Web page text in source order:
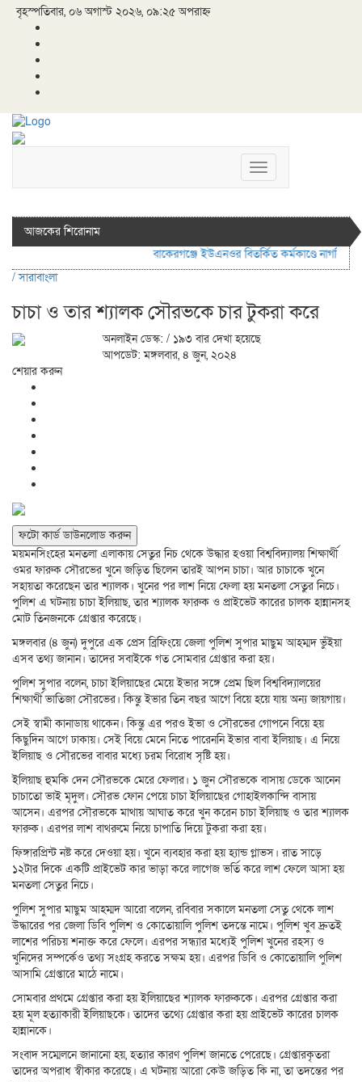
বৃহস্পতিবার, ০৬ অগাস্ট ২০২৬, ০৯:২৫ অপরাহ্ন
Toggle
navigation
আজকের শিরোনাম
বাকেরগঞ্জে ইউএনওর বিতর্কিত কর্মকাণ্ডে নাগরিক
/সারাবাংলা
চাচা ও তার শ্যালক সৌরভকে চার টুকরা করে
অনলাইন ডেস্ক: / ১৯৩ বার দেখা হয়েছে
আপডেট: মঙ্গলবার, ৪ জুন, ২০২৪
শেয়ার করুন
ফটো কার্ড ডাউনলোড করুন
ময়মনসিংহের মনতলা এলাকায় সেতুর নিচ থেকে উদ্ধার হওয়া বিশ্ববিদ্যালয় শিক্ষার্থী
ওমর ফারুক সৌরভের খুনে জড়িত ছিলেন তারই আপন চাচা। আর চাচাকে খুনে
সহায়তা করেছেন তার শ্যালক। খুনের পর লাশ নিয়ে ফেলা হয় মনতলা সেতুর নিচে।
পুলিশ এ ঘটনায় চাচা ইলিয়াছ, তার শ্যালক ফারুক ও প্রাইভেট কারের চালক হান্নানসহ
মোট তিনজনকে গ্রেপ্তার করেছে।
মঙ্গলবার (৪ জুন) দুপুরে এক প্রেস ব্রিফিংয়ে জেলা পুলিশ সুপার মাছুম আহম্মদ ভুঁইয়া
এসব তথ্য জানান। তাদের সবাইকে গত সোমবার গ্রেপ্তার করা হয়।
পুলিশ সুপার বলেন, চাচা ইলিয়াছের মেয়ে ইভার সঙ্গে প্রেম ছিল বিশ্ববিদ্যালয়ের
শিক্ষার্থী ভাতিজা সৌরভের। কিন্তু ইভার তিন বছর আগে বিয়ে হয়ে যায় অন্য জায়গায়।
সেই স্বামী কানাডায় থাকেন। কিন্তু এর পরও ইভা ও সৌরভের গোপনে বিয়ে হয়
কিছুদিন আগে ঢাকায়। সেই বিয়ে মেনে নিতে পারেননি ইভার বাবা ইলিয়াছ। এ নিয়ে
ইলিয়াছ ও সৌরভের বাবার মধ্যে চরম বিরোধ সৃষ্টি হয়।
ইলিয়াছ হুমকি দেন সৌরভকে মেরে ফেলার। ১ জুন সৌরভকে বাসায় ডেকে আনেন
চাচাতো ভাই মৃদুল। সৌরভ ফোন পেয়ে চাচা ইলিয়াছের গোহাইলকান্দি বাসায়
আসেন। এরপর সৌরভকে মাথায় আঘাত করে খুন করেন চাচা ইলিয়াছ ও তার শ্যালক
ফারুক। এরপর লাশ বাথরুমে নিয়ে চাপাতি দিয়ে টুকরা করা হয়।
ফিঙ্গারপ্রিন্ট নষ্ট করে দেওয়া হয়। খুনে ব্যবহার করা হয় হ্যান্ড গ্লাভস। রাত সাড়ে
১২টার দিকে একটি প্রাইভেট কার ভাড়া করে লাগেজ ভর্তি করে লাশ ফেলে আসা হয়
মনতলা সেতুর নিচে।
পুলিশ সুপার মাছুম আহম্মদ আরো বলেন, রবিবার সকালে মনতলা সেতু থেকে লাশ
উদ্ধারের পর জেলা ডিবি পুলিশ ও কোতোয়ালি পুলিশ তদন্তে নামে। পুলিশ খুব দ্রুতই
লাশের পরিচয় শনাক্ত করে ফেলে। এরপর সন্ধ্যার মধ্যেই পুলিশ খুনের রহস্য ও
খুনিদের সম্পর্কেও তথ্য সংগ্রহ করতে সক্ষম হয়। এরপর ডিবি ও কোতোয়ালি পুলিশ
আসামি গ্রেপ্তারে মাঠে নামে।
সোমবার প্রথমে গ্রেপ্তার করা হয় ইলিয়াছের শ্যালক ফারুককে। এরপর গ্রেপ্তার করা
হয় মূল হত্যাকারী ইলিয়াছকে। তাদের তথ্যে গ্রেপ্তার করা হয় প্রাইভেট কারের চালক
হান্নানকে।
সংবাদ সম্মেলনে জানানো হয়, হত্যার কারণ পুলিশ জানতে পেরেছে। গ্রেপ্তারকৃতরা
তাদের অপরাধ স্বীকার করেছে। এ ঘটনায় আরো কেউ জড়িত কি না, তা তদন্তের পর